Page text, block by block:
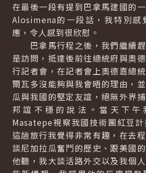
在最後一段有提到巴拿馬建國的
Alosimena的一段話，我特別感
應，令人感到很欣慰。
巴拿馬行程之後，我們繼續趕
是訪問，抵達後前往總統府與奧
行記者會，在記者會上奧德嘉總
爾瓦多沒能夠與我會晤的理由，
瓜與我國的堅定友誼，絕無外界
邦誼不穩的說法。當天下午
Masatepe視察我國技術團紅豆計
這趟旅行我覺得非常有趣，在去
談尼加拉瓜奮鬥的歷史、跟美國
他聽，我大談活路外交以及我個